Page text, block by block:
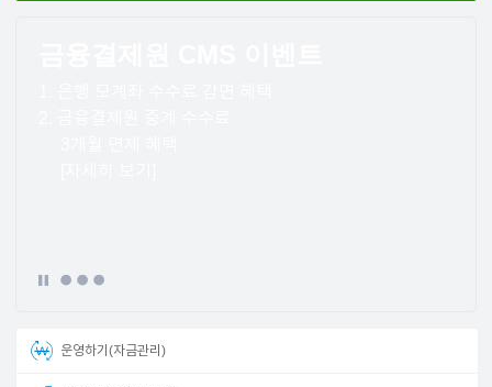
운영하기(자금관리)